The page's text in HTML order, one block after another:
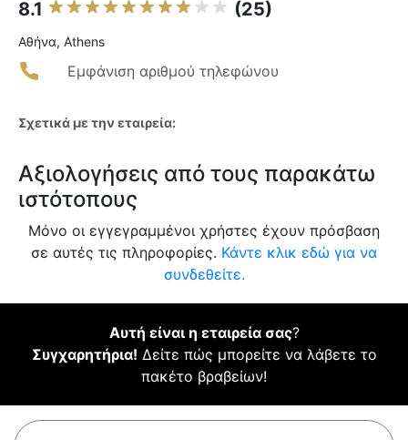
8.1 (25)
Αθήνα, Athens
Εμφάνιση αριθμού τηλεφώνου
Σχετικά με την εταιρεία:
Αξιολογήσεις από τους παρακάτω
ιστότοπους
Μόνο οι εγγεγραμμένοι χρήστες έχουν πρόσβαση
σε αυτές τις πληροφορίες. Κάντε κλικ εδώ για να
συνδεθείτε.
Αυτή είναι η εταιρεία σας?
Συγχαρητήρια! Δείτε πώς μπορείτε να λάβετε το
πακέτο βραβείων!